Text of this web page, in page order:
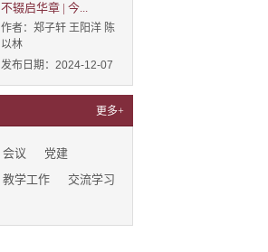
不辍启华章 | 今...
作者：郑子轩 王阳洋 陈
以林
发布日期：2024-12-07
更多+
会议
党建
教学工作
交流学习